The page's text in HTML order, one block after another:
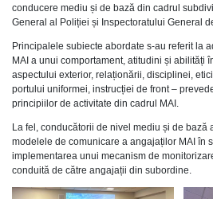
conducere mediu și de bază din cadrul
General al Poliției și Inspectoratului General
Principalele subiecte abordate s-au referit la
MAI a unui comportament, atitudini și abilități
aspectului exterior, relaționării, disciplinei,
portului uniformei, instrucției de front –
principiilor de activitate din cadrul MAI.
La fel, conducătorii de nivel mediu și de bază
modelele de comunicare a angajaților MAI în
implementarea unui mecanism de
conduită de către angajații din subordine.